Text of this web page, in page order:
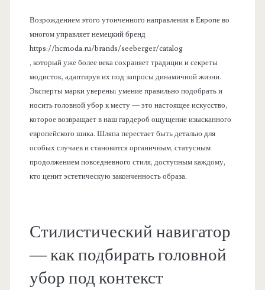
Возрождением этого утонченного направления в Европе во
многом управляет немецкий бренд
https://hcmoda.ru/brands/seeberger/catalog
, который уже более века сохраняет традиции и секреты
модисток, адаптируя их под запросы динамичной жизни.
Эксперты марки уверены: умение правильно подобрать и
носить головной убор к месту — это настоящее искусство,
которое возвращает в наш гардероб ощущение изысканного
европейского шика. Шляпа перестает быть деталью для
особых случаев и становится органичным, статусным
продолжением повседневного стиля, доступным каждому,
кто ценит эстетическую законченность образа.
Стилистический навигатор
— как подбирать головной
убор под контекст